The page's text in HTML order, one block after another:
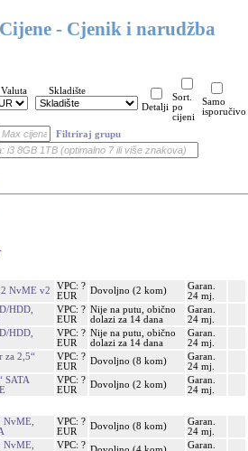
Cijene - Cjenik i narudžba
Valuta
Skladište
Detalji
Sort.
po
cijeni
Samo
isporučivo
Filtriraj grupu
NvME v2
VPC: ?
EUR
Dovoljno (2 kom)
Garan.
24 mj.
HDD,
VPC: ?
EUR
Nije na putu, obično
dolazi za 14 dana
Garan.
24 mj.
HDD,
VPC: ?
EUR
Nije na putu, obično
dolazi za 14 dana
Garan.
24 mj.
za 2,5“
VPC: ?
EUR
Dovoljno (8 kom)
Garan.
24 mj.
SATA
VPC: ?
EUR
Dovoljno (2 kom)
Garan.
24 mj.
NvME,
VPC: ?
EUR
Dovoljno (8 kom)
Garan.
24 mj.
NvME,
VPC: ?
Garan.